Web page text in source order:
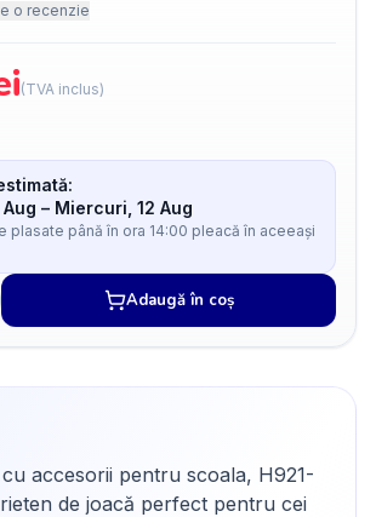
o recenzie
(TVA inclus)
Aug – Miercuri, 12 Aug
plasate până în ora 14:00 pleacă în aceeași
Adaugă în coș
accesorii pentru scoala, H921-
de joacă perfect pentru cei